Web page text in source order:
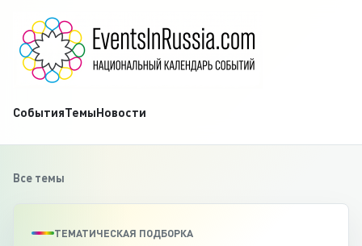
СобытияТемыНовости
Все темы
ТЕМАТИЧЕСКАЯ ПОДБОРКА